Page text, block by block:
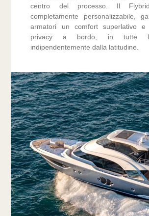
centro del processo. Il
completamente personalizzabile,
armatori un comfort superlativo e
privacy a bordo, in tutte le
indipendentemente dalla latitudine.